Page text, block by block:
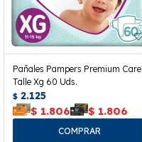
Pañales Pampers Premium Care
Talle Xg 60 Uds.
$ 2.125
$ 1.806 $ 1.806